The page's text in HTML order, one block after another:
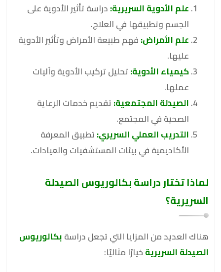
علم الأدوية السريرية:دراسة تأثير الأدوية على
الجسم وتطبيقها في العلاج.
علم الأمراض:فهم طبيعة الأمراض وتأثير الأدوية
عليها.
كيمياء الأدوية:تحليل تركيب الأدوية وآليات
عملها.
الصيدلة المجتمعية:تقديم خدمات الرعاية
الصحية في المجتمع.
التدريب العملي السريري:تطبيق المعرفة
الأكاديمية في بيئات المستشفيات والعيادات.
لماذا تختار دراسةبكالوريوس الصيدلة
السريرية؟
هناك العديد من المزايا التي تجعل دراسةبكالوريوس
الصيدلة السريريةخيارًا مثاليًا: